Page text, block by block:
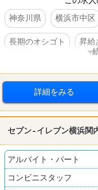
神奈川県
横浜市中区
長期のオシゴト 昇給
詳細をみる
セブン-イレブン横浜関
アルバイト・パート
コンビニスタッフ